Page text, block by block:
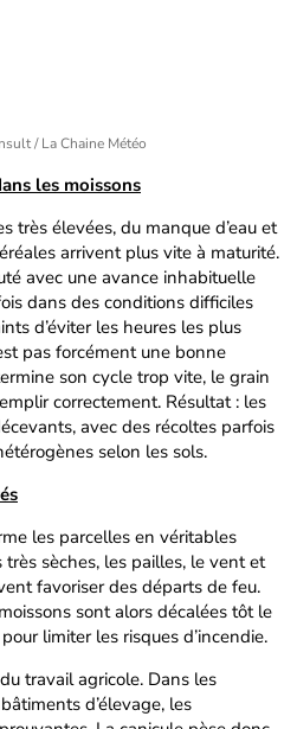
/ La Chaine Météo
les moissons
très élevées, du manque d’eau et
arrivent plus vite à maturité.
avec une avance inhabituelle
dans des conditions difficiles
d’éviter les heures les plus
pas forcément une bonne
son cycle trop vite, le grain
correctement. Résultat : les
avec des récoltes parfois
selon les sols.
les parcelles en véritables
très sèches, les pailles, le vent et
favoriser des départs de feu.
sont alors décalées tôt le
limiter les risques d’incendie.
travail agricole. Dans les
d’élevage, les